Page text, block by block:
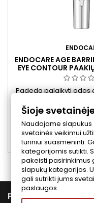
ENDOCARE AGE
EYE CONTOUR
Padeda palaikyti odos
smulkias raukšleles,
nuovargio
suteikia
Kaina
27,00
 Į
Yra
PREKĖS
Šioje
Naudojame
svetainės veikimui
turiniui suasmeninti.
kategorijomis sutikti.
pakeisti pasirinkimus
slapukų kategorijos.
gali sutrikti jums
paslaugos.